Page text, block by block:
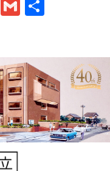
Hatena
Gmail